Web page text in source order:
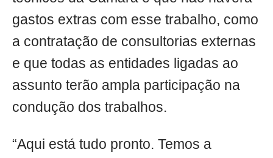
gastos extras com esse trabalho, como
a contratação de consultorias externas
e que todas as entidades ligadas ao
assunto terão ampla participação na
condução dos trabalhos.
“Aqui está tudo pronto. Temos a